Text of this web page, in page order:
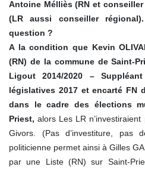
Antoine Mélliès (RN et
(LR aussi conseiller régional).
question ?
A la condition que Kevin
(RN) de la commune de Saint-
Ligout 2014/2020 –
législatives 2017 et encarté FN
dans le cadre des élections
Priest,alors Les LR
Givors. (Pas d’investiture,
politicienne permet ainsi à Gilles
par une Liste (RN) sur Saint-